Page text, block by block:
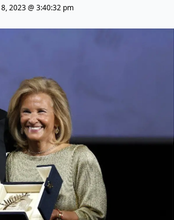
2023 @ 3:40:32 pm